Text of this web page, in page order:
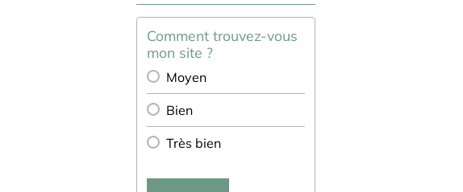
Comment trouvez-vous
mon site ?
Moyen
Bien
Très bien